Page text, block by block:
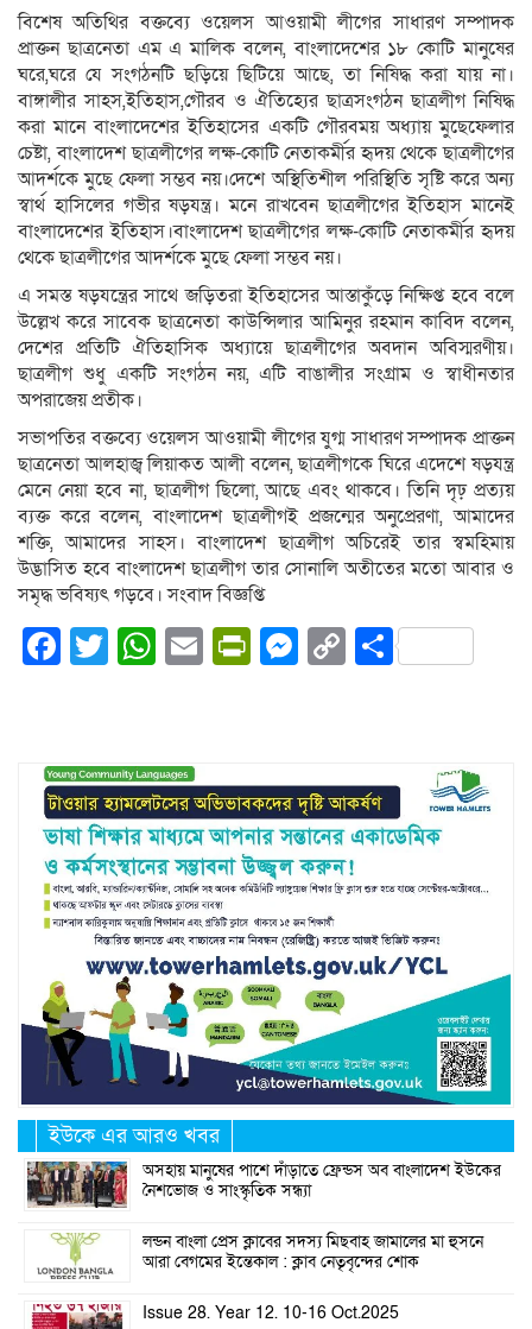
বিশেষ অতিথির বক্তব্যে ওয়েলস আওয়ামী লীগের সাধারণ সম্পাদক
প্রাক্তন ছাত্রনেতা এম এ মালিক বলেন, বাংলাদেশের ১৮ কোটি মানুষের
ঘরে,ঘরে যে সংগঠনটি ছড়িয়ে ছিটিয়ে আছে, তা নিষিদ্ধ করা যায় না।
বাঙ্গালীর সাহস,ইতিহাস,গৌরব ও ঐতিহ্যের ছাত্রসংগঠন ছাত্রলীগ নিষিদ্ধ
করা মানে বাংলাদেশের ইতিহাসের একটি গৌরবময় অধ্যায় মুছেফেলার
চেষ্টা, বাংলাদেশ ছাত্রলীগের লক্ষ-কোটি নেতাকর্মীর হৃদয় থেকে ছাত্রলীগের
আদর্শকে মুছে ফেলা সম্ভব নয়।দেশে অস্থিতিশীল পরিস্থিতি সৃষ্টি করে অন্য
স্বার্থ হাসিলের গভীর ষড়যন্ত্র। মনে রাখবেন ছাত্রলীগের ইতিহাস মানেই
বাংলাদেশের ইতিহাস।বাংলাদেশ ছাত্রলীগের লক্ষ-কোটি নেতাকর্মীর হৃদয়
থেকে ছাত্রলীগের আদর্শকে মুছে ফেলা সম্ভব নয়।
এ সমস্ত ষড়যন্ত্রের সাথে জড়িতরা ইতিহাসের আস্তাকুঁড়ে নিক্ষিপ্ত হবে বলে
উল্লেখ করে সাবেক ছাত্রনেতা কাউন্সিলার আমিনুর রহমান কাবিদ বলেন,
দেশের প্রতিটি ঐতিহাসিক অধ্যায়ে ছাত্রলীগের অবদান অবিস্মরণীয়।
ছাত্রলীগ শুধু একটি সংগঠন নয়, এটি বাঙালীর সংগ্রাম ও স্বাধীনতার
অপরাজেয় প্রতীক।
সভাপতির বক্তব্যে ওয়েলস আওয়ামী লীগের যুগ্ম সাধারণ সম্পাদক প্রাক্তন
ছাত্রনেতা আলহাজ্ব লিয়াকত আলী বলেন, ছাত্রলীগকে ঘিরে এদেশে ষড়যন্ত্র
মেনে নেয়া হবে না, ছাত্রলীগ ছিলো, আছে এবং থাকবে। তিনি দৃঢ় প্রত্যয়
ব্যক্ত করে বলেন, বাংলাদেশ ছাত্রলীগই প্রজন্মের অনুপ্রেরণা, আমাদের
শক্তি, আমাদের সাহস। বাংলাদেশ ছাত্রলীগ অচিরেই তার স্বমহিমায়
উদ্ভাসিত হবে বাংলাদেশ ছাত্রলীগ তার সোনালি অতীতের মতো আবার ও
সমৃদ্ধ ভবিষ্যৎ গড়বে। সংবাদ বিজ্ঞপ্তি
Facebook
Twitter
WhatsApp
EmailPrintFriendly
Messenger
CopyShare
ইউকে এর আরও খবর
অসহায় মানুষের পাশে দাঁড়াতে ফ্রেন্ডস অব বাংলাদেশ ইউকের
নৈশভোজ ও সাংস্কৃতিক সন্ধ্যা
লন্ডন বাংলা প্রেস ক্লাবের সদস্য মিছবাহ জামালের মা হুসনে
আরা বেগমের ইন্তেকাল : ক্লাব নেতৃবৃন্দের শোক
Issue 28. Year 12. 10-16 Oct.2025